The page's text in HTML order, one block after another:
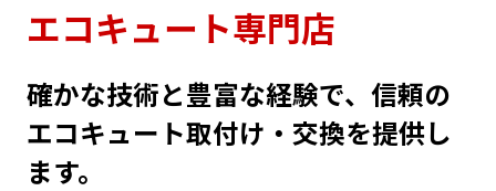
エコキュート専門店
確かな技術と豊富な経験で、信頼の
エコキュート取付け・交換を提供し
ます。